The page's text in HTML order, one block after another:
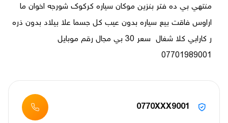
07701989001
0770XXX9001